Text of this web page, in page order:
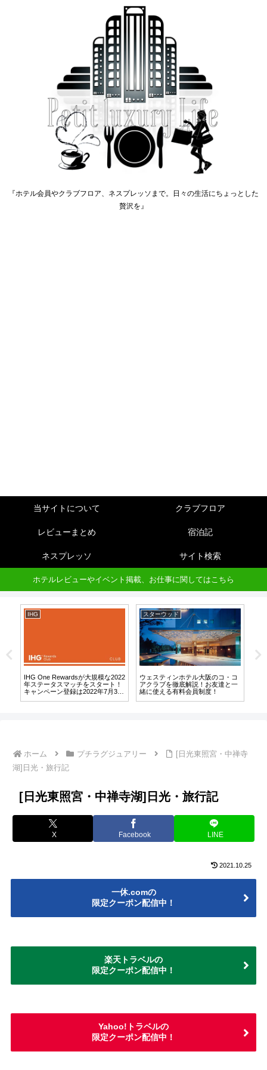
『ホテル会員やクラブフロア、ネスプレッソまで。日々の生活にちょっとした
贅沢を』
当サイトについて クラブフロア
レビューまとめ 宿泊記
ネスプレッソ サイト検索
ホテルレビューやイベント掲載、お仕事に関してはこちら
IHG
IHG One Rewardsが大規模な2022
年ステータスマッチをスタート！
キャンペーン登録は2022年7月31
スターウッド
ウェスティンホテル大阪のコ・コ
アクラブを徹底解説！お友達と一
緒に使える有料会員制度！
ホーム プチラグジュアリー
[日光東照宮・中禅寺
湖]日光・旅行記
[日光東照宮・中禅寺湖]日光・旅行記
X Facebook LINE
2021.10.25
一休.comの
限定クーポン配信中！
楽天トラベルの
限定クーポン配信中！
Yahoo!トラベルの
限定クーポン配信中！